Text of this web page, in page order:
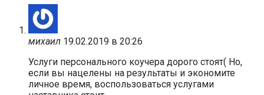
михаил 19.02.2019 в 20:26
Услуги персонального коучера дорого стоят( Но,
если вы нацелены на результаты и экономите
личное время, воспользоваться услугами